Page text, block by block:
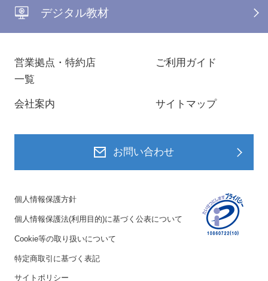
デジタル教材
営業拠点・特約店
一覧
ご利用ガイド
会社案内 サイトマップ
お問い合わせ
個人情報保護方針
個人情報保護法(利用目的)に基づく公表について
Cookie等の取り扱いについて
特定商取引に基づく表記
サイトポリシー